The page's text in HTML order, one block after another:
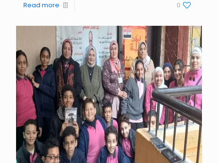
0
Read more